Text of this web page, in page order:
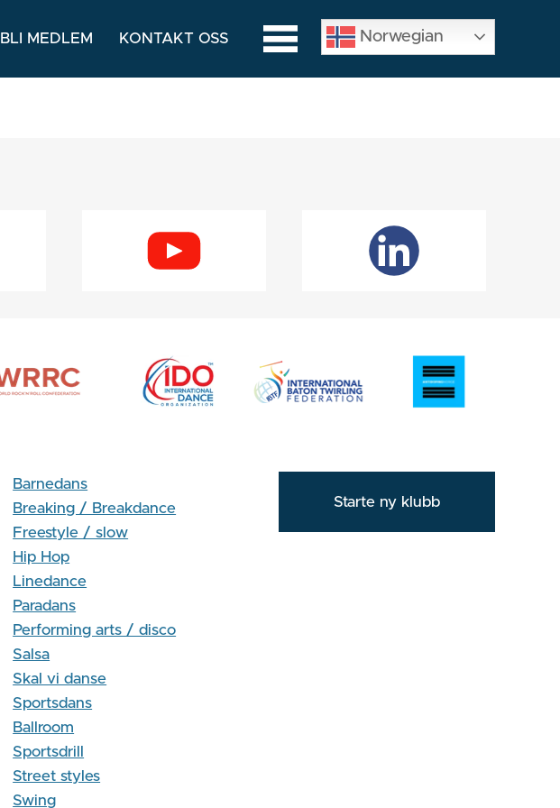
BLI MEDLEM KONTAKT OSS Norwegian
Barnedans
Breaking / Breakdance
Freestyle / slow
Hip Hop
Linedance
Paradans
Performing arts / disco
Salsa
Skal vi danse
Sportsdans
Ballroom
Sportsdrill
Street styles
Swing
Starte ny klubb